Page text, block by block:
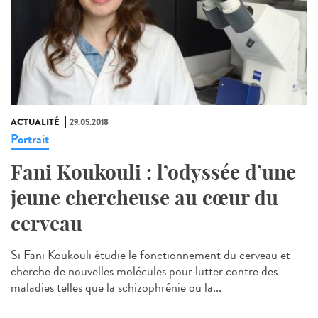
ACTUALITÉ 29.05.2018
Portrait
Fani Koukouli : l’odyssée d’une
jeune chercheuse au cœur du
cerveau
Si Fani Koukouli étudie le fonctionnement du cerveau et
cherche de nouvelles molécules pour lutter contre des
maladies telles que la schizophrénie ou la...